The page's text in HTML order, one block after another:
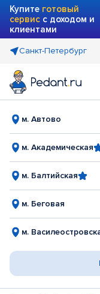
Купите готовый
сервис с доходом и
клиентами
Санкт-Петербург
м. Автово
м. Академическая
м. Балтийская
м. Беговая
м.